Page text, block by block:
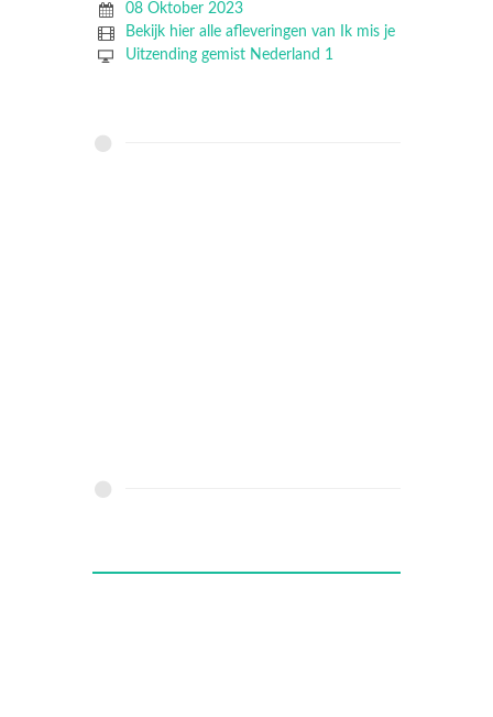
08 Oktober 2023
Bekijk hier alle afleveringen van Ik mis je
Uitzending gemist Nederland 1